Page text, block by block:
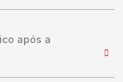
após a